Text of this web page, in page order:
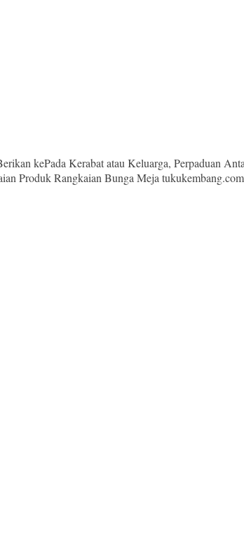
kePada Kerabat atau Keluarga, Perpaduan
Produk Rangkaian Bunga Meja